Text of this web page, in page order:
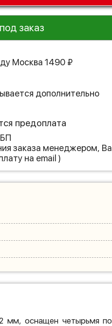
под заказ
Москва 1490 ₽
дополнительно
предоплата
заказа менеджером,
на email )
мм, оснащен четырьмя